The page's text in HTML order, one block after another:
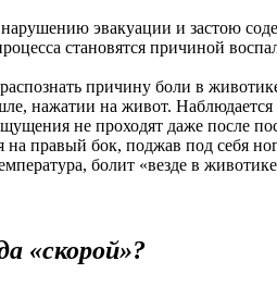
эвакуации и застою
становятся причиной
причину боли в
нажатии на живот.
не проходят даже после
на правый бок, поджав под себя
болит «везде в
«скорой»?